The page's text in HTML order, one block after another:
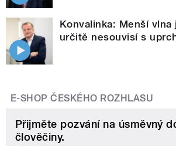
Konvalinka: Menší vlna
určitě nesouvisí s
E-SHOP ČESKÉHO ROZHLASU
Přijměte pozvání na úsměvný
člověčiny.